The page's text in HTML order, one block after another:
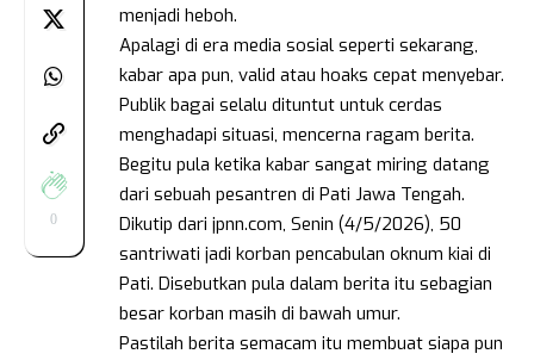
0
menjadi heboh.
Apalagi di era media sosial seperti sekarang,
kabar apa pun, valid atau hoaks cepat menyebar.
Publik bagai selalu dituntut untuk cerdas
menghadapi situasi, mencerna ragam berita.
Begitu pula ketika kabar sangat miring datang
dari sebuah pesantren di Pati Jawa Tengah.
Dikutip dari jpnn.com, Senin (4/5/2026), 50
santriwati jadi korban pencabulan oknum kiai di
Pati. Disebutkan pula dalam berita itu sebagian
besar korban masih di bawah umur.
Pastilah berita semacam itu membuat siapa pun